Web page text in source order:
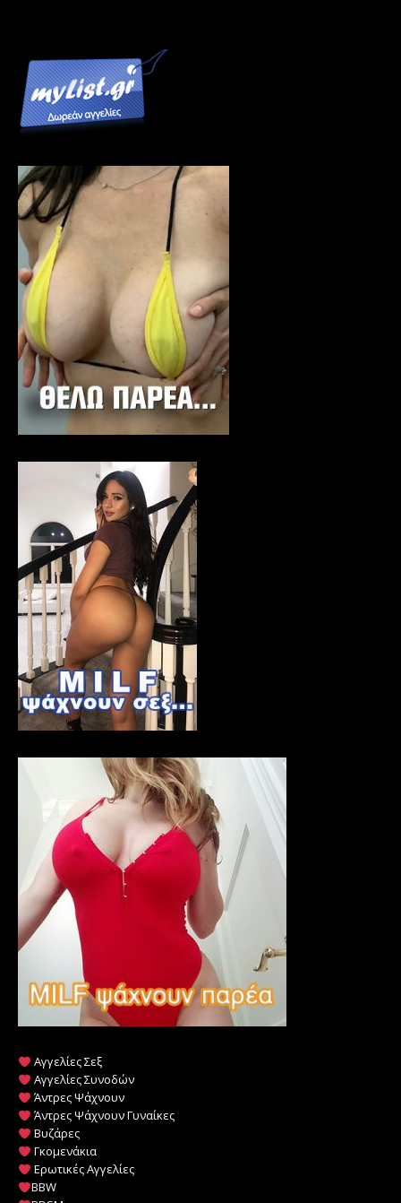
Αγγελίες Σεξ
Αγγελίες Συνοδών
Άντρες Ψάχνουν
Άντρες Ψάχνουν Γυναίκες
Βυζάρες
Γκομενάκια
Ερωτικές Αγγελίες
BBW